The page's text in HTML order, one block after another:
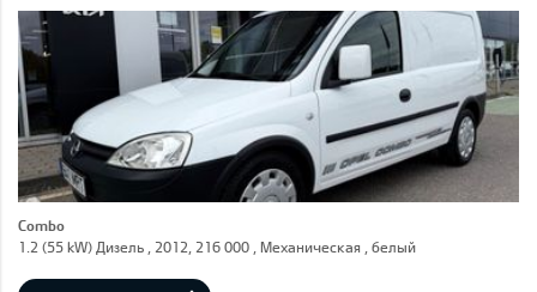
Combo
1.2 (55 kW) Дизель , 2012, 216 000 , Механическая , белый